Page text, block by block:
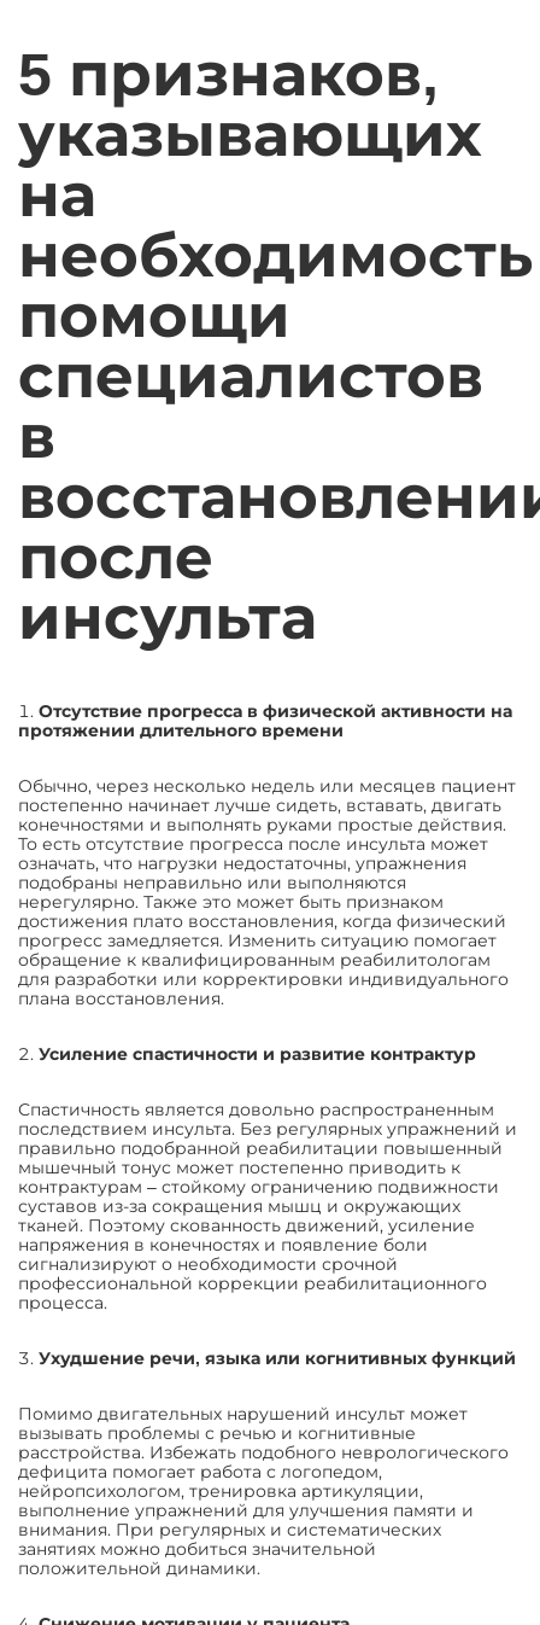
5 признаков,
указывающих
на
необходимость
помощи
специалистов
в
после
инсульта
Отсутствие прогресса в физической активности на
протяжении длительного времени
Обычно, через несколько недель или месяцев пациент
постепенно начинает лучше сидеть, вставать, двигать
конечностями и выполнять руками простые действия.
То есть отсутствие прогресса после инсульта может
означать, что нагрузки недостаточны, упражнения
подобраны неправильно или выполняются
нерегулярно. Также это может быть признаком
достижения плато восстановления, когда физический
прогресс замедляется. Изменить ситуацию помогает
обращение к квалифицированным реабилитологам
для разработки или корректировки индивидуального
плана восстановления.
Усиление спастичности и развитие контрактур
Спастичность является довольно распространенным
последствием инсульта. Без регулярных упражнений и
правильно подобранной реабилитации повышенный
мышечный тонус может постепенно приводить к
контрактурам ‒ стойкому ограничению подвижности
суставов из-за сокращения мышц и окружающих
тканей. Поэтому скованность движений, усиление
напряжения в конечностях и появление боли
сигнализируют о необходимости срочной
профессиональной коррекции реабилитационного
процесса.
Ухудшение речи, языка или когнитивных функций
Помимо двигательных нарушений инсульт может
вызывать проблемы с речью и когнитивные
расстройства. Избежать подобного неврологического
дефицита помогает работа с логопедом,
нейропсихологом, тренировка артикуляции,
выполнение упражнений для улучшения памяти и
внимания. При регулярных и систематических
занятиях можно добиться значительной
положительной динамики.